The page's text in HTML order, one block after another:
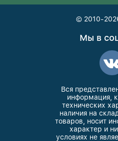
© 2010-
Мы в
Вся
информация,
технических
наличия на
товаров, носит
характер и
условиях не